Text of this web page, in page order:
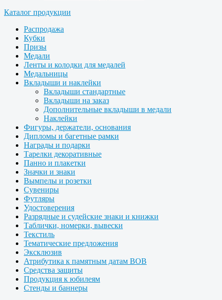
Каталог продукции
Распродажа
Кубки
Призы
Медали
Ленты и колодки для медалей
Медальницы
Вкладыши и наклейки
Вкладыши стандартные
Вкладыши на заказ
Дополнительные вкладыши в медали
Наклейки
Фигуры, держатели, основания
Дипломы и багетные рамки
Награды и подарки
Тарелки декоративные
Панно и плакетки
Значки и знаки
Вымпелы и розетки
Сувениры
Футляры
Удостоверения
Разрядные и судейские знаки и книжки
Таблички, номерки, вывески
Текстиль
Тематические предложения
Эксклюзив
Атрибутика к памятным датам ВОВ
Средства защиты
Продукция к юбилеям
Стенды и баннеры